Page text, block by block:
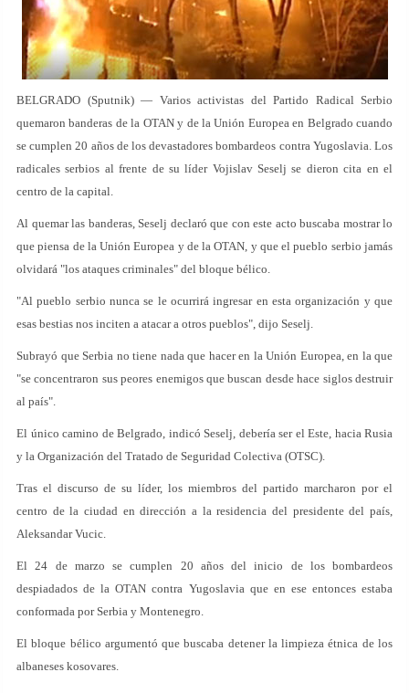
BELGRADO (Sputnik) — Varios activistas del Partido Radical Serbio
quemaron banderas de la OTAN y de la Unión Europea en Belgrado cuando
se cumplen 20 años de los devastadores bombardeos contra Yugoslavia. Los
radicales serbios al frente de su líder Vojislav Seselj se dieron cita en el
centro de la capital.
Al quemar las banderas, Seselj declaró que con este acto buscaba mostrar lo
que piensa de la Unión Europea y de la OTAN, y que el pueblo serbio jamás
olvidará "los ataques criminales" del bloque bélico.
"Al pueblo serbio nunca se le ocurrirá ingresar en esta organización y que
esas bestias nos inciten a atacar a otros pueblos", dijo Seselj.
Subrayó que Serbia no tiene nada que hacer en la Unión Europea, en la que
"se concentraron sus peores enemigos que buscan desde hace siglos destruir
al país".
El único camino de Belgrado, indicó Seselj, debería ser el Este, hacia Rusia
y la Organización del Tratado de Seguridad Colectiva (OTSC).
Tras el discurso de su líder, los miembros del partido marcharon por el
centro de la ciudad en dirección a la residencia del presidente del país,
Aleksandar Vucic.
El 24 de marzo se cumplen 20 años del inicio de los bombardeos
despiadados de la OTAN contra Yugoslavia que en ese entonces estaba
conformada por Serbia y Montenegro.
El bloque bélico argumentó que buscaba detener la limpieza étnica de los
albaneses kosovares.